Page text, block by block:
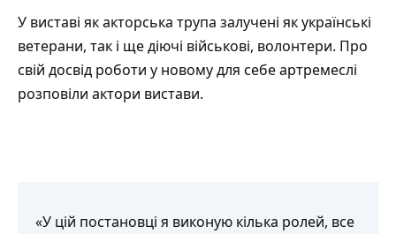
У виставі як акторська трупа залучені як українські
ветерани, так і ще діючі військові, волонтери. Про
свій досвід роботи у новому для себе артремеслі
розповіли актори вистави.
«У цій постановці я виконую кілька ролей, все